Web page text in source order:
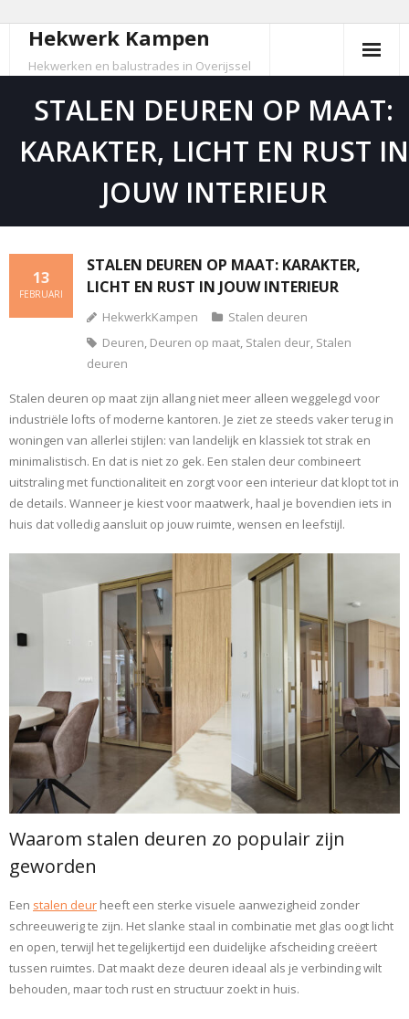
content
Hekwerk Kampen
Hekwerken en balustrades in Overijssel
STALEN DEUREN OP MAAT:
KARAKTER, LICHT EN RUST IN
JOUW INTERIEUR
STALEN DEUREN OP MAAT: KARAKTER,
LICHT EN RUST IN JOUW INTERIEUR
13
FEBRUARI
HekwerkKampen
Stalen deuren
Deuren, Deuren op maat, Stalen deur, Stalen
deuren
Stalen deuren op maat zijn allang niet meer alleen weggelegd voor
industriële lofts of moderne kantoren. Je ziet ze steeds vaker terug in
woningen van allerlei stijlen: van landelijk en klassiek tot strak en
minimalistisch. En dat is niet zo gek. Een stalen deur combineert
uitstraling met functionaliteit en zorgt voor een interieur dat klopt tot in
de details. Wanneer je kiest voor maatwerk, haal je bovendien iets in
huis dat volledig aansluit op jouw ruimte, wensen en leefstijl.
Waarom stalen deuren zo populair zijn
geworden
Een stalen deur heeft een sterke visuele aanwezigheid zonder
schreeuwerig te zijn. Het slanke staal in combinatie met glas oogt licht
en open, terwijl het tegelijkertijd een duidelijke afscheiding creëert
tussen ruimtes. Dat maakt deze deuren ideaal als je verbinding wilt
behouden, maar toch rust en structuur zoekt in huis.